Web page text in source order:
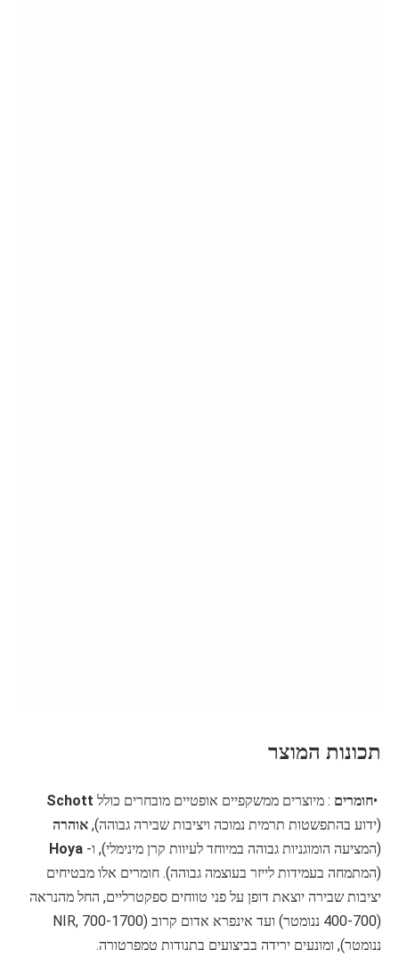
תכונות המוצר
•חומרים : מיוצרים ממשקפיים אופטיים מובחרים כולל Schott
(ידוע בהתפשטות תרמית נמוכה ויציבות שבירה גבוהה), אוהרה
(המציעה הומוגניות גבוהה במיוחד לעיוות קרן מינימלי), ו- Hoya
(המתמחה בעמידות לייזר בעוצמה גבוהה). חומרים אלו מבטיחים
יציבות שבירה יוצאת דופן על פני טווחים ספקטרליים, החל מהנראה
(400-700 ננומטר) ועד אינפרא אדום קרוב (NIR, 700-1700
ננומטר), ומונעים ירידה בביצועים בתנודות טמפרטורה.